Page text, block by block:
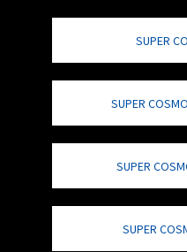
SUPER
SUPER
SUPER
SUPER